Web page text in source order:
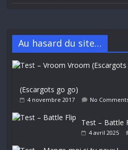
Au hasard du site…
(Escargots go go)
4 novembre 2017 No
Test – Battle
4 avril 2025